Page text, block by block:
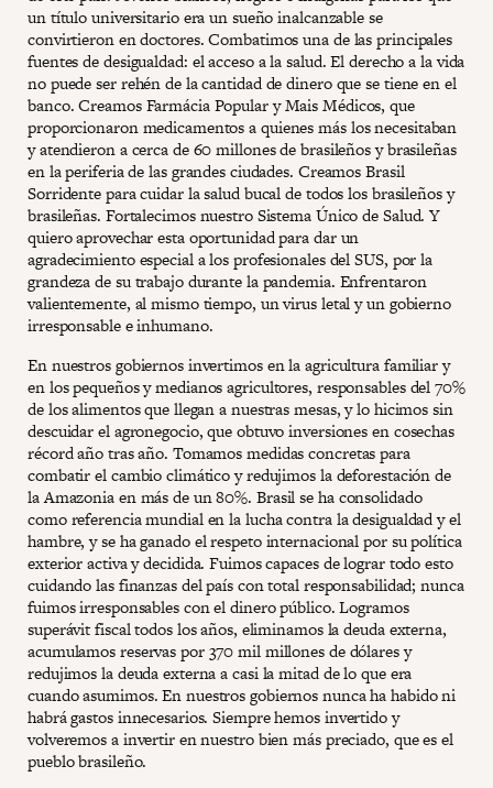
un título universitario era un sueño inalcanzable se
convirtieron en doctores. Combatimos una de las principales
fuentes de desigualdad: el acceso a la salud. El derecho a la vida
no puede ser rehén de la cantidad de dinero que se tiene en el
banco. Creamos Farmácia Popular y Mais Médicos, que
proporcionaron medicamentos a quienes más los necesitaban
y atendieron a cerca de 60 millones de brasileños y brasileñas
en la periferia de las grandes ciudades. Creamos Brasil
Sorridente para cuidar la salud bucal de todos los brasileños y
brasileñas. Fortalecimos nuestro Sistema Único de Salud. Y
quiero aprovechar esta oportunidad para dar un
agradecimiento especial a los profesionales del SUS, por la
grandeza de su trabajo durante la pandemia. Enfrentaron
valientemente, al mismo tiempo, un virus letal y un gobierno
irresponsable e inhumano.
En nuestros gobiernos invertimos en la agricultura familiar y
en los pequeños y medianos agricultores, responsables del 70%
de los alimentos que llegan a nuestras mesas, y lo hicimos sin
descuidar el agronegocio, que obtuvo inversiones en cosechas
récord año tras año. Tomamos medidas concretas para
combatir el cambio climático y redujimos la deforestación de
la Amazonia en más de un 80%. Brasil se ha consolidado
como referencia mundial en la lucha contra la desigualdad y el
hambre, y se ha ganado el respeto internacional por su política
exterior activa y decidida. Fuimos capaces de lograr todo esto
cuidando las finanzas del país con total responsabilidad; nunca
fuimos irresponsables con el dinero público. Logramos
superávit fiscal todos los años, eliminamos la deuda externa,
acumulamos reservas por 370 mil millones de dólares y
redujimos la deuda externa a casi la mitad de lo que era
cuando asumimos. En nuestros gobiernos nunca ha habido ni
habrá gastos innecesarios. Siempre hemos invertido y
volveremos a invertir en nuestro bien más preciado, que es el
pueblo brasileño.